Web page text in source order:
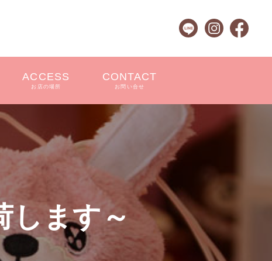
ACCESS
お店の場所
CONTACT
お問い合せ
ます～